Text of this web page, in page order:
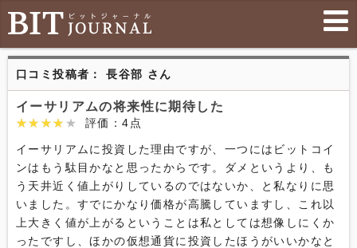
口コミ投稿者： 長谷部 さん
イーサリアムの将来性に期待した
★★★★★
★★★★★ 評価：4点
イーサリアムに投資した理由ですが、一つにはビットコイ
ンはもう駄目かなと思ったからです。ダメというより、も
う天井近く値上がりしているのではないか、と私なりに思
いました。すでにかなり価格が高騰していますし、これ以
上大きく値が上がるということは私としては想像しにくか
ったですし、ほかの仮想通貨に投資したほうがいいかなと